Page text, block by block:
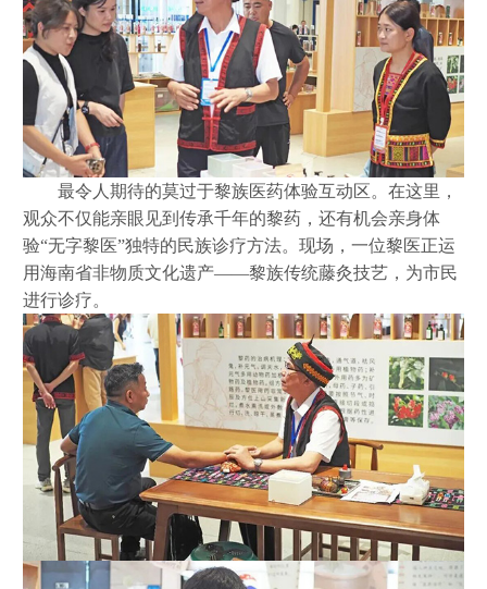
最令人期待的莫过于黎族医药体验互动区。在这里，
观众不仅能亲眼见到传承千年的黎药，还有机会亲身体
验“无字黎医”独特的民族诊疗方法。现场，一位黎医正运
用海南省非物质文化遗产——黎族传统藤灸技艺，为市民
进行诊疗。